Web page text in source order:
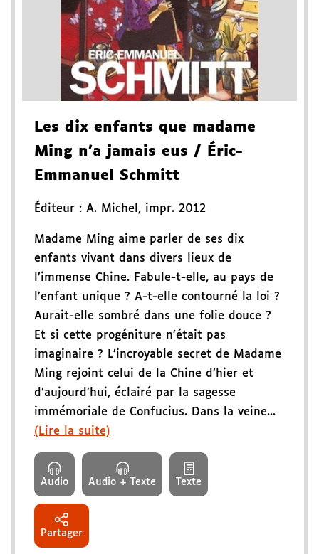
Les dix enfants que madame
Ming n'a jamais eus / Éric-
Emmanuel Schmitt
Éditeur : A. Michel , impr. 2012
Madame Ming aime parler de ses dix
enfants vivant dans divers lieux de
l’immense Chine. Fabule-t-elle, au pays de
l’enfant unique ? A-t-elle contourné la loi ?
Aurait-elle sombré dans une folie douce ?
Et si cette progéniture n’était pas
imaginaire ? L’incroyable secret de Madame
Ming rejoint celui de la Chine d’hier et
d’aujourd’hui, éclairé par la sagesse
immémoriale de Confucius. Dans la veine...
(Lire la suite)
Audio Audio + Texte Texte
Partager